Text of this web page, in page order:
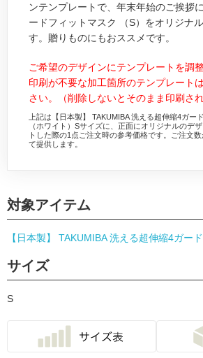
ンテンプレートで、年末年始のご挨拶
ードフィットマスク （S）をオリジナ
す。贈りものにもおススメです。
ご希望のデザインにテンプレートを調
印刷が不要な加工箇所のテンプレート
さい。（削除しないとそのまま印刷され
上記は【日本製】 TAKUMIBA 洗える超伸縮4ガー
（ホワイト）Sサイズに、正面にオリジナルのデ
トした際の1点ご注文時の参考価格です。ご注文
て提供します。
対象アイテム
【日本製】 TAKUMIBA 洗える超伸縮4ガー
サイズ
S